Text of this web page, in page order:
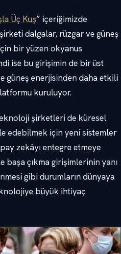
Üç Kuş” içeriğimizde
dalgalar, rüzgar ve güneş
bir yüzen okyanus
ise bu girişimin de bir üst
güneş enerjisinden daha etkili
kuruluyor.
şirketleri de küresel
edebilmek için yeni sistemler
zekâyı entegre etmeye
başa çıkma girişimlerinin yanı
gibi durumların dünyaya
büyük ihtiyaç